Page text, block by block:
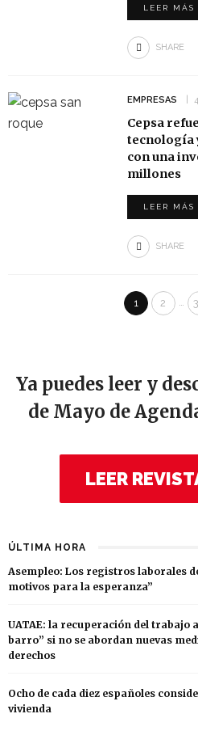
LEER MÁS
SHARE
EMPRESAS
Cepsa
tecnología
con una
millones
LEER MÁS
SHARE
1 2 …
Ya puedes leer y
de Mayo de
LEER
ÚLTIMA HORA
Asempleo: Los registros laborales
motivos para la esperanza”
UATAE: la recuperación del trabajo
barro” si no se abordan nuevas
derechos
Ocho de cada diez españoles
vivienda